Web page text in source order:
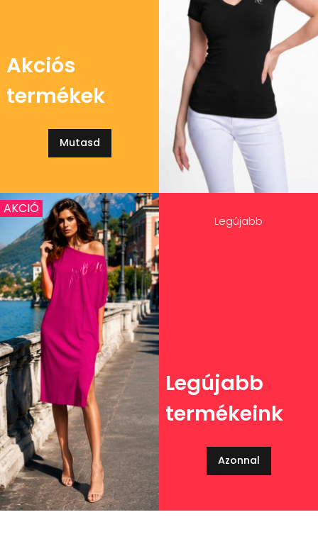
Akciós
termékek
Mutasd
Legújabb
Legújabb
termékeink
Azonnal
AKCIÓ